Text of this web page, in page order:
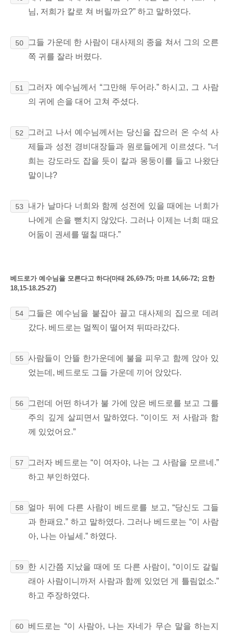
님, 저희가 칼로 쳐 버릴까요?” 하고 말하였다.
50
그들 가운데 한 사람이 대사제의 종을 쳐서 그의 오른
쪽 귀를 잘라 버렸다.
51 그러자 예수님께서 “그만해 두어라.” 하시고, 그 사람
의 귀에 손을 대어 고쳐 주셨다.
52
그러고 나서 예수님께서는 당신을 잡으러 온 수석 사
제들과 성전 경비대장들과 원로들에게 이르셨다. “너
희는 강도라도 잡을 듯이 칼과 몽둥이를 들고 나왔단
말이냐?
53
내가 날마다 너희와 함께 성전에 있을 때에는 너희가
나에게 손을 뻗치지 않았다. 그러나 이제는 너희 때요
어둠이 권세를 떨칠 때다.”
베드로가 예수님을 모른다고 하다(마태 26,69-75; 마르 14,66-72; 요한
18,15-18.25-27)
54
그들은 예수님을 붙잡아 끌고 대사제의 집으로 데려
갔다. 베드로는 멀찍이 떨어져 뒤따라갔다.
55
사람들이 안뜰 한가운데에 불을 피우고 함께 앉아 있
었는데, 베드로도 그들 가운데 끼어 앉았다.
56
그런데 어떤 하녀가 불 가에 앉은 베드로를 보고 그를
주의 깊게 살피면서 말하였다. “이이도 저 사람과 함
께 있었어요.”
57
그러자 베드로는 “이 여자야, 나는 그 사람을 모르네.”
하고 부인하였다.
58
얼마 뒤에 다른 사람이 베드로를 보고, “당신도 그들
과 한패요.” 하고 말하였다. 그러나 베드로는 “이 사람
아, 나는 아닐세.” 하였다.
59
한 시간쯤 지났을 때에 또 다른 사람이, “이이도 갈릴
래아 사람이니까저 사람과 함께 있었던 게 틀림없소.”
하고 주장하였다.
60
베드로는 “이 사람아, 나는 자네가 무슨 말을 하는지